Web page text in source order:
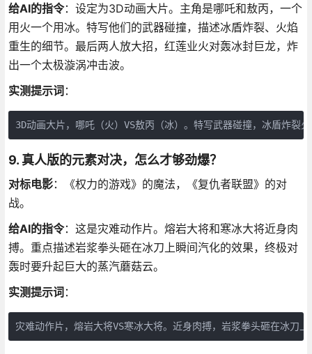
给AI的指令：设定为3D动画大片。主角是哪吒和敖丙，一个
用火一个用冰。特写他们的武器碰撞，描述冰盾炸裂、火焰
重生的细节。最后两人放大招，红莲业火对轰冰封巨龙，炸
出一个太极漩涡冲击波。
实测提示词：
3D动画大片，哪吒（火）VS敖丙（冰）。特写武器碰撞，冰盾炸裂
9. 真人版的元素对决，怎么才够劲爆？
对标电影：《权力的游戏》的魔法，《复仇者联盟》的对
战。
给AI的指令：这是灾难动作片。熔岩大将和寒冰大将近身肉
搏。重点描述岩浆拳头砸在冰刀上瞬间汽化的效果，终极对
轰时要升起巨大的蒸汽蘑菇云。
实测提示词：
灾难动作片，熔岩大将VS寒冰大将。近身肉搏，岩浆拳头砸在冰刀